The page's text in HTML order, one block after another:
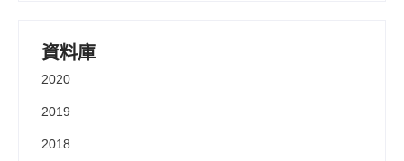
資料庫
2020
2019
2018